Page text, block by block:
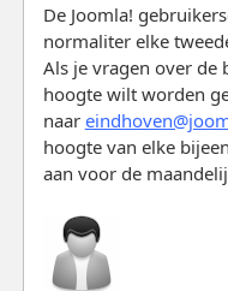
De Joomla!
normaliter elke
Als je vragen over de
hoogte wilt worden
naar
hoogte van elke
aan voor de